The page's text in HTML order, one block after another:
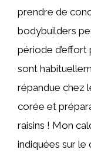
prendre de
bodybuilders
période d’effort
sont
répandue chez
corée et
raisins ! Mon
indiquées sur le